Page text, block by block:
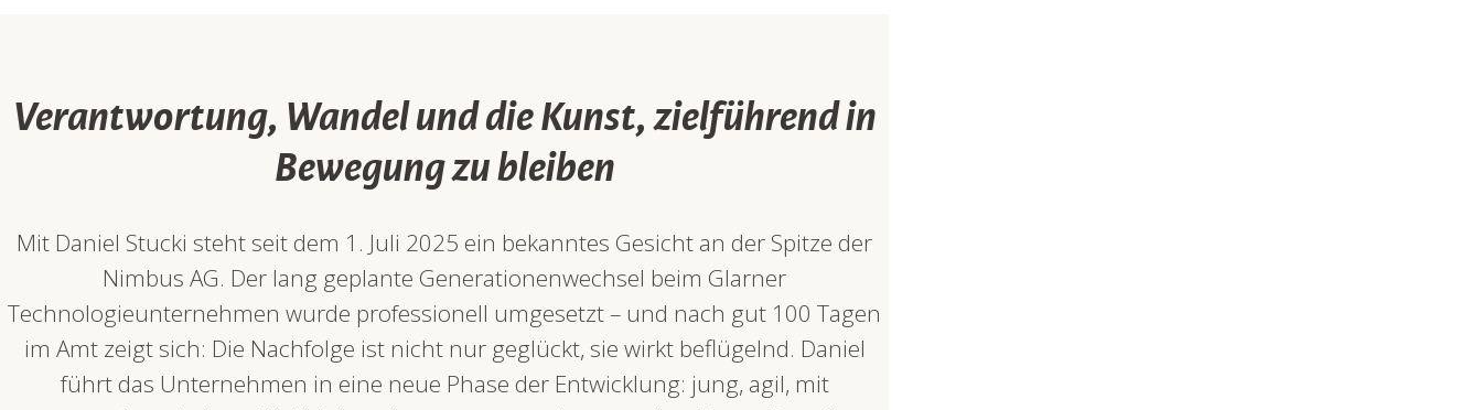
Verantwortung, Wandel und die Kunst, zielführend in
Bewegung zu bleiben
Mit Daniel Stucki steht seit dem 1. Juli 2025 ein bekanntes Gesicht an der Spitze der
Nimbus AG. Der lang geplante Generationenwechsel beim Glarner
Technologieunternehmen wurde professionell umgesetzt – und nach gut 100 Tagen
im Amt zeigt sich: Die Nachfolge ist nicht nur geglückt, sie wirkt beflügelnd. Daniel
führt das Unternehmen in eine neue Phase der Entwicklung: jung, agil, mit